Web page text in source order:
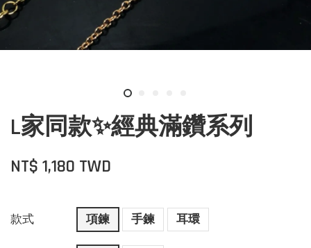
L家同款✨經典滿鑽系列
NT$ 1,180 TWD
款式 項鍊 手鍊 耳環